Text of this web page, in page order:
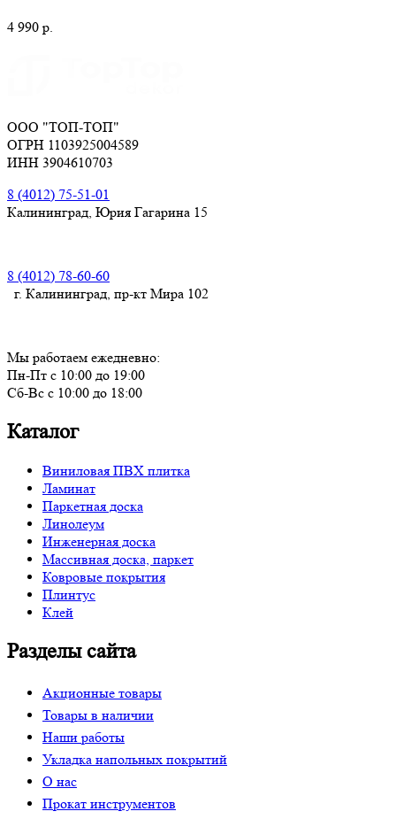
4 990 р.
ООО "ТОП-ТОП"
ОГРН 1103925004589
ИНН 3904610703
8 (4012) 75-51-01
Калининград, Юрия Гагарина 15
8 (4012) 78-60-60
г. Калининград, пр-кт Мира 102
Мы работаем ежедневно:
Пн-Пт с 10:00 до 19:00
Сб-Вс с 10:00 до 18:00
Каталог
Виниловая ПВХ плитка
Ламинат
Паркетная доска
Линолеум
Инженерная доска
Массивная доска, паркет
Ковровые покрытия
Плинтус
Клей
Разделы сайта
Акционные товары
Товары в наличии
Наши работы
Укладка напольных покрытий
О нас
Прокат инструментов